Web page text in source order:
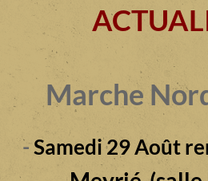
Marche
-Samedi 29 Août